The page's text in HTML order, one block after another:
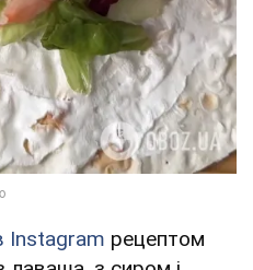
Instagram рецептом